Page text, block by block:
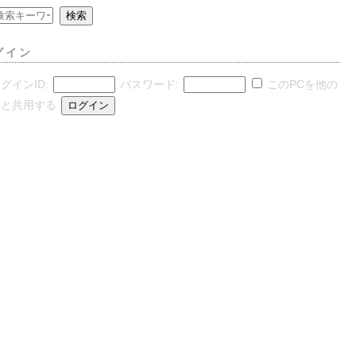
イン
インID: パスワード:
このPCを他の
共用する